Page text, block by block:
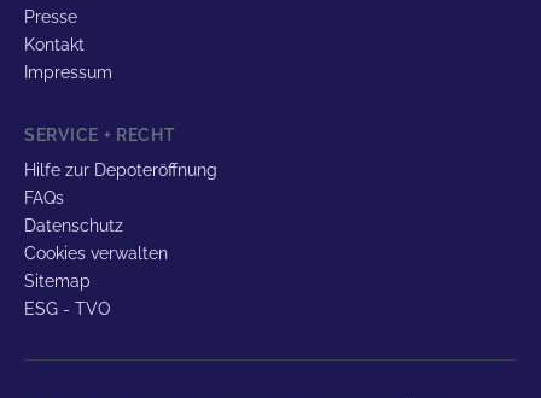
Presse
Kontakt
Impressum
SERVICE + RECHT
Hilfe zur Depoteröffnung
FAQs
Datenschutz
Cookies verwalten
Sitemap
ESG - TVO